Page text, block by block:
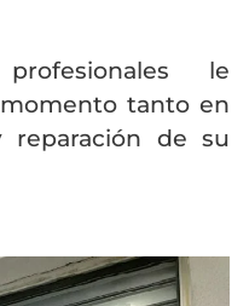
le
tanto en
reparación de su